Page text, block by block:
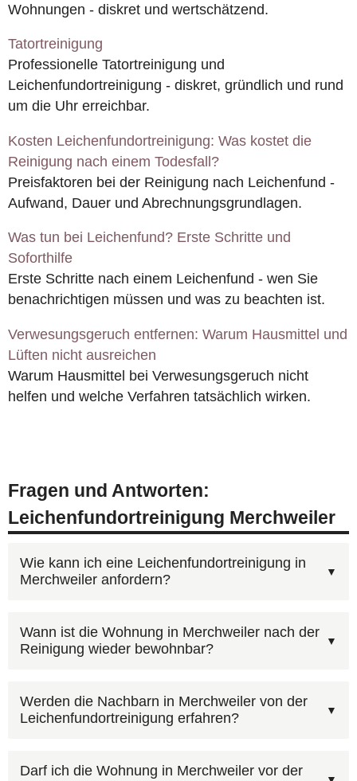
Wohnungen - diskret und wertschätzend.
Tatortreinigung
Professionelle Tatortreinigung und
Leichenfundortreinigung - diskret, gründlich und rund
um die Uhr erreichbar.
Kosten Leichenfundortreinigung: Was kostet die
Reinigung nach einem Todesfall?
Preisfaktoren bei der Reinigung nach Leichenfund -
Aufwand, Dauer und Abrechnungsgrundlagen.
Was tun bei Leichenfund? Erste Schritte und
Soforthilfe
Erste Schritte nach einem Leichenfund - wen Sie
benachrichtigen müssen und was zu beachten ist.
Verwesungsgeruch entfernen: Warum Hausmittel und
Lüften nicht ausreichen
Warum Hausmittel bei Verwesungsgeruch nicht
helfen und welche Verfahren tatsächlich wirken.
Fragen und Antworten:
Leichenfundortreinigung Merchweiler
Wie kann ich eine Leichenfundortreinigung in
Merchweiler anfordern?
Rufen Sie unsere kostenlose Beratungshotline
0800 6003005an — wir sind rund um die Uhr
Feiertagen. Alternativ können Sie uns über das
Kontaktformularerreichen. Wir koordinieren den
Wann ist die Wohnung in Merchweiler nach der
Reinigung wieder bewohnbar?
Ja. Nach der Leichenfundortreinigung in
Merchweiler übergeben wir die Wohnung in
Kontaminationen werden beseitigt, sodass Sie
Werden die Nachbarn in Merchweiler von der
Leichenfundortreinigung erfahren?
Ja, unsere Einsatzfahrzeuge sind grundsätzlich
Darf ich die Wohnung in Merchweiler vor der